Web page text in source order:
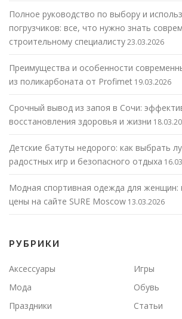
Полное руководство по выбору и
погрузчиков: все, что нужно знать
строительному специалисту23.03.2026
Преимущества и особенности
из поликарбоната от Profimet 19.03.2026
Срочный вывод из запоя в Сочи:
восстановления здоровья и жизни
Детские батуты недорого: как выбрать
радостных игр и безопасного отдыха
Модная спортивная одежда для женщин:
цены на сайте SURE Moscow 13.03.2026
РУБРИКИ
Аксессуары
Игры
Мода
Обувь
Праздники
Статьи